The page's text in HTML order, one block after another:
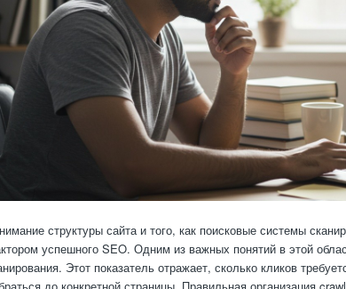
структуры сайта и того, как поисковые системы
успешного SEO. Одним из важных понятий в этой
Этот показатель отражает, сколько кликов
до конкретной страницы. Правильная организация